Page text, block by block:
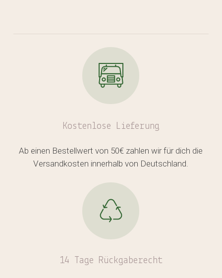
Es befinden sich keine Produkte
im Warenkorb.
Kostenlose Lieferung
Ab einen Bestellwert von 50€ zahlen wir für dich die
Versandkosten innerhalb von Deutschland.
14 Tage Rückgaberecht